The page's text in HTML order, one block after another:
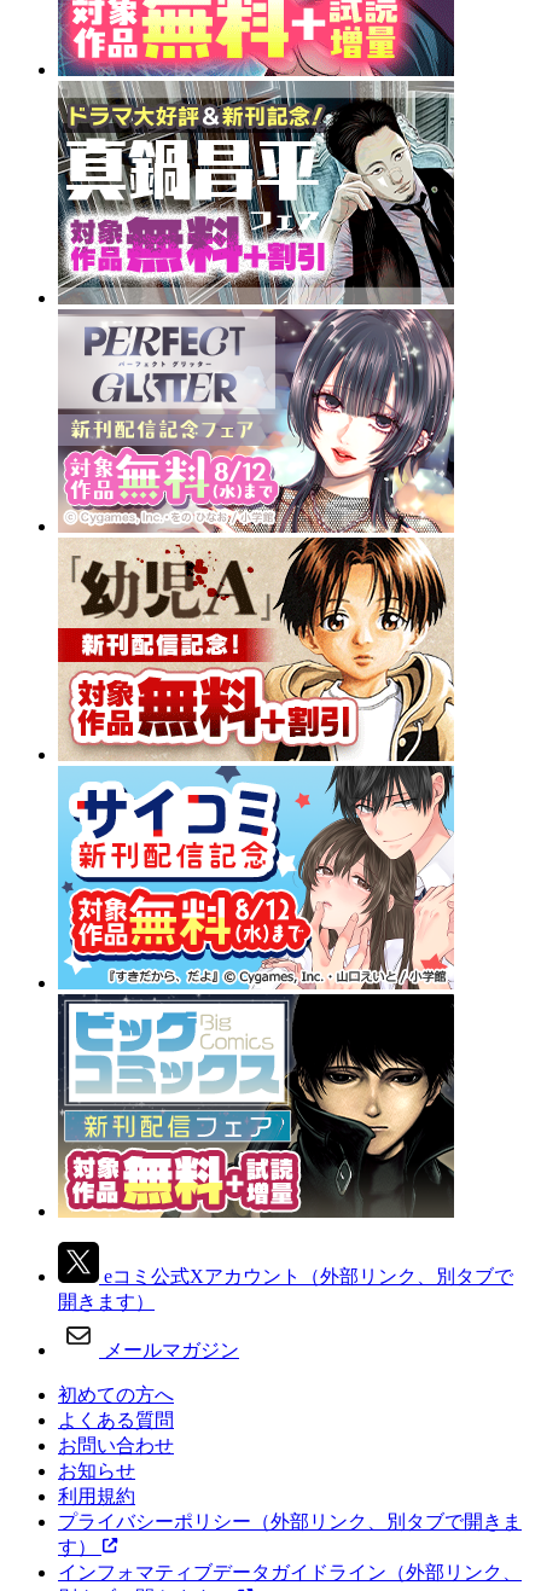
eコミ公式Xアカウント
（外部リンク、別タブで
開きます）
メールマガジン
初めての方へ
よくある質問
お問い合わせ
お知らせ
利用規約
プライバシーポリシー （外部リンク、別タブで開きま
す）
インフォマティブデータガイドライン （外部リンク、